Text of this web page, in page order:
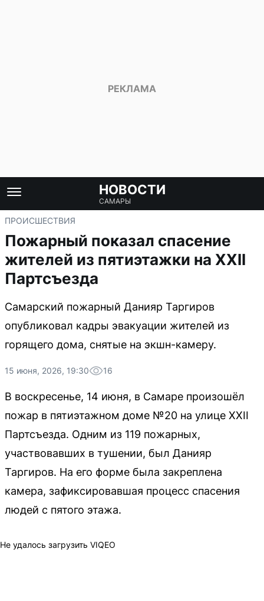
НОВОСТИ
САМАРЫ
ПРОИСШЕСТВИЯ
Пожарный показал спасение
жителей из пятиэтажки на XXII
Партсъезда
Самарский пожарный Данияр Таргиров
опубликовал кадры эвакуации жителей из
горящего дома, снятые на экшн-камеру.
15 июня, 2026, 19:30 16
В воскресенье, 14 июня, в Самаре произошёл
пожар в пятиэтажном доме №20 на улице XXII
Партсъезда. Одним из 119 пожарных,
участвовавших в тушении, был Данияр
Таргиров. На его форме была закреплена
камера, зафиксировавшая процесс спасения
людей с пятого этажа.
Не удалось загрузить VIQEO